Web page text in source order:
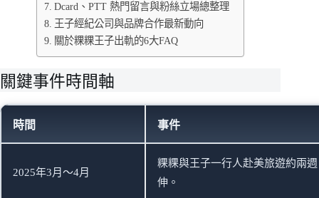
Dcard、PTT 熱門留言與粉絲立場總整理
王子經紀公司與品牌合作最新動向
關於粿粿王子出軌的6大FAQ
關鍵事件時間軸
時間 事件
2025年3月～4月
粿粿與王子一行人赴美旅遊約兩
伸。